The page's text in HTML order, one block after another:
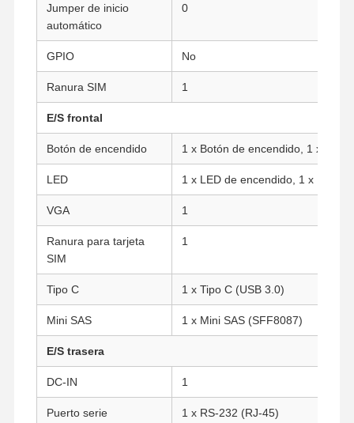
Inicio
Sobre
Visita A La
Control De
Calidad
Ahora Charle
Firewall Mini PC también
Mini PC industrial
1U PC de montaje en bastidor
Jumper de inicio
automático
0
GPIO No
Ranura SIM 1
E/S frontal
Botón de encendido 1 x Botón de encendido, 1 x
LED 1 x LED de encendido, 1 x LED
VGA 1
Ranura para tarjeta
SIM
1
Tipo C 1 x Tipo C (USB 3.0)
Mini SAS 1 x Mini SAS (SFF8087)
E/S trasera
DC-IN 1
Puerto serie 1 x RS-232 (RJ-45)